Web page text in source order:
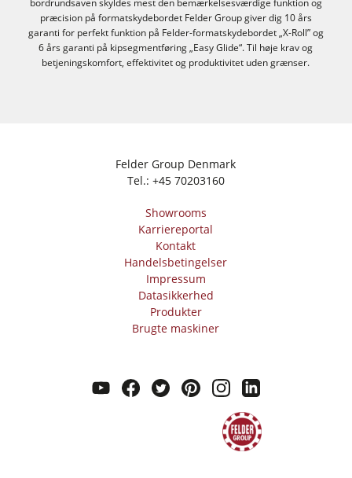
præcision på formatskydebordet Felder Group giver dig 10 års
garanti for perfekt funktion på Felder-formatskydebordet „X-Roll” og
6 års garanti på kipsegmentføring „Easy Glide“. Til høje krav og
betjeningskomfort, effektivitet og produktivitet uden grænser.
Felder Group Denmark
Tel.: +45 70203160
Showrooms
Karriereportal
Kontakt
Handelsbetingelser
Impressum
Datasikkerhed
Produkter
Brugte maskiner
youtubefacebook
twitter
pinterestinstagram
linkedin